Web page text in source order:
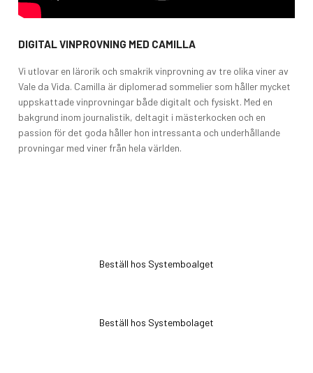
DIGITAL VINPROVNING MED CAMILLA
Vi utlovar en lärorik och smakrik vinprovning av tre olika viner av
Vale da Vida. Camilla är diplomerad sommelier som håller mycket
uppskattade vinprovningar både digitalt och fysiskt. Med en
bakgrund inom journalistik, deltagit i mästerkocken och en
passion för det goda håller hon intressanta och underhållande
provningar med viner från hela världen.
Beställ hos Systemboalget
Beställ hos Systembolaget